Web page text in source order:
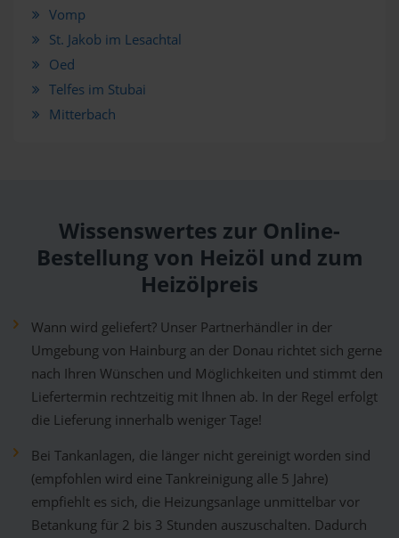
Vomp
St. Jakob im Lesachtal
Oed
Telfes im Stubai
Mitterbach
Wissenswertes zur Online-
Bestellung von Heizöl und zum
Heizölpreis
Wann wird geliefert? Unser Partnerhändler in der
Umgebung von Hainburg an der Donau richtet sich gerne
nach Ihren Wünschen und Möglichkeiten und stimmt den
Liefertermin rechtzeitig mit Ihnen ab. In der Regel erfolgt
die Lieferung innerhalb weniger Tage!
Bei Tankanlagen, die länger nicht gereinigt worden sind
(empfohlen wird eine Tankreinigung alle 5 Jahre)
empfiehlt es sich, die Heizungsanlage unmittelbar vor
Betankung für 2 bis 3 Stunden auszuschalten. Dadurch